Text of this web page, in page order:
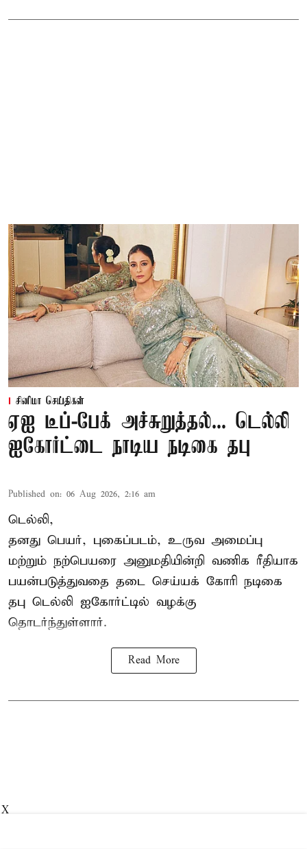
சினிமா செய்திகள்
ஏஐ டீப்-பேக் அச்சுறுத்தல்... டெல்லி
ஐகோர்ட்டை நாடிய நடிகை தபு
Published on: 06 Aug 2026, 2:16 am
டெல்லி,
தனது பெயர், புகைப்படம், உருவ அமைப்பு
மற்றும் நற்பெயரை அனுமதியின்றி வணிக ரீதியாக
பயன்படுத்துவதை தடை செய்யக் கோரி நடிகை
தபு டெல்லி ஐகோர்ட்டில் வழக்கு
தொடர்ந்துள்ளார்.
Read More
X